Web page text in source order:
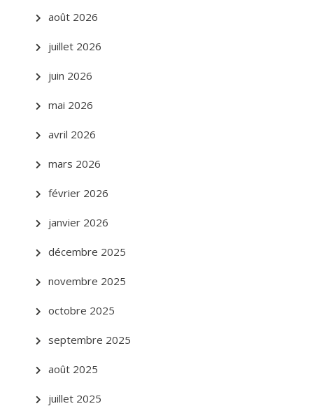
août 2026
juillet 2026
juin 2026
mai 2026
avril 2026
mars 2026
février 2026
janvier 2026
décembre 2025
novembre 2025
octobre 2025
septembre 2025
août 2025
juillet 2025